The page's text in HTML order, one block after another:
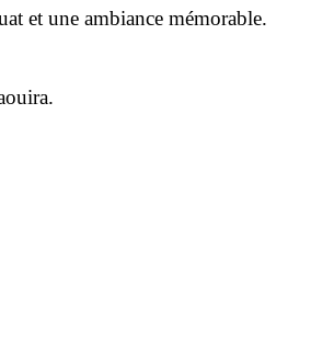
et une ambiance mémorable.